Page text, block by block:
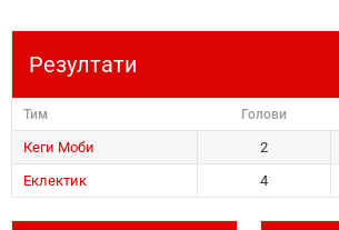
Резултати
Тим Голови
Кеги Моби 2
Еклектик
4